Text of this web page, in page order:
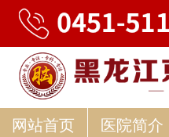
网站首页 医院简介